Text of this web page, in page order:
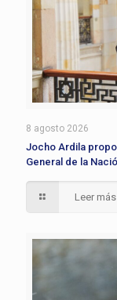
8 agosto 2026
Jocho Ardila
General de la
Leer más